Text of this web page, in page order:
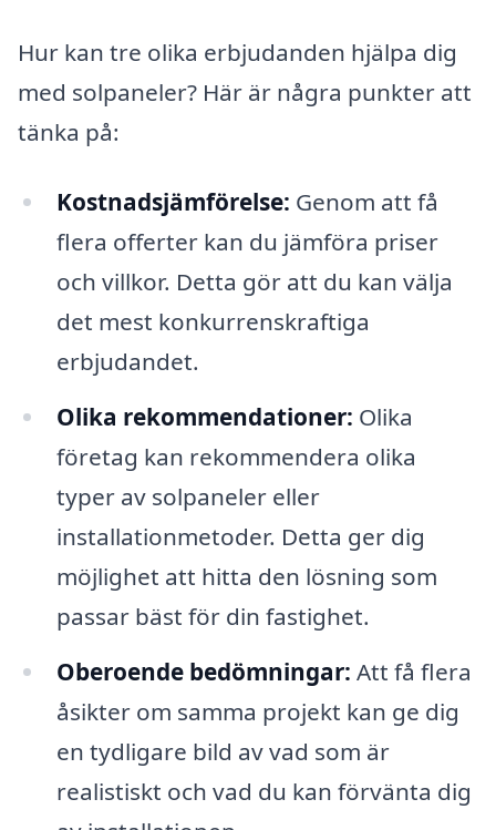
Hur kan tre olika erbjudanden hjälpa dig
med solpaneler? Här är några punkter att
tänka på:
Kostnadsjämförelse: Genom att få
flera offerter kan du jämföra priser
och villkor. Detta gör att du kan välja
det mest konkurrenskraftiga
erbjudandet.
Olika rekommendationer: Olika
företag kan rekommendera olika
typer av solpaneler eller
installationmetoder. Detta ger dig
möjlighet att hitta den lösning som
passar bäst för din fastighet.
Oberoende bedömningar: Att få flera
åsikter om samma projekt kan ge dig
en tydligare bild av vad som är
realistiskt och vad du kan förvänta dig